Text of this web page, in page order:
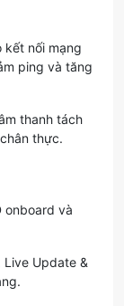
kết nối mạng
ping và tăng
thanh tách
thực.
onboard và
Update &